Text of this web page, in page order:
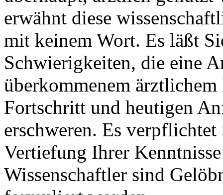
erwähnt diese
mit keinem Wort. Es läßt
Schwierigkeiten, die eine
überkommenem
Fortschritt und heutigen
erschweren. Es
Vertiefung Ihrer
Wissenschaftler sind